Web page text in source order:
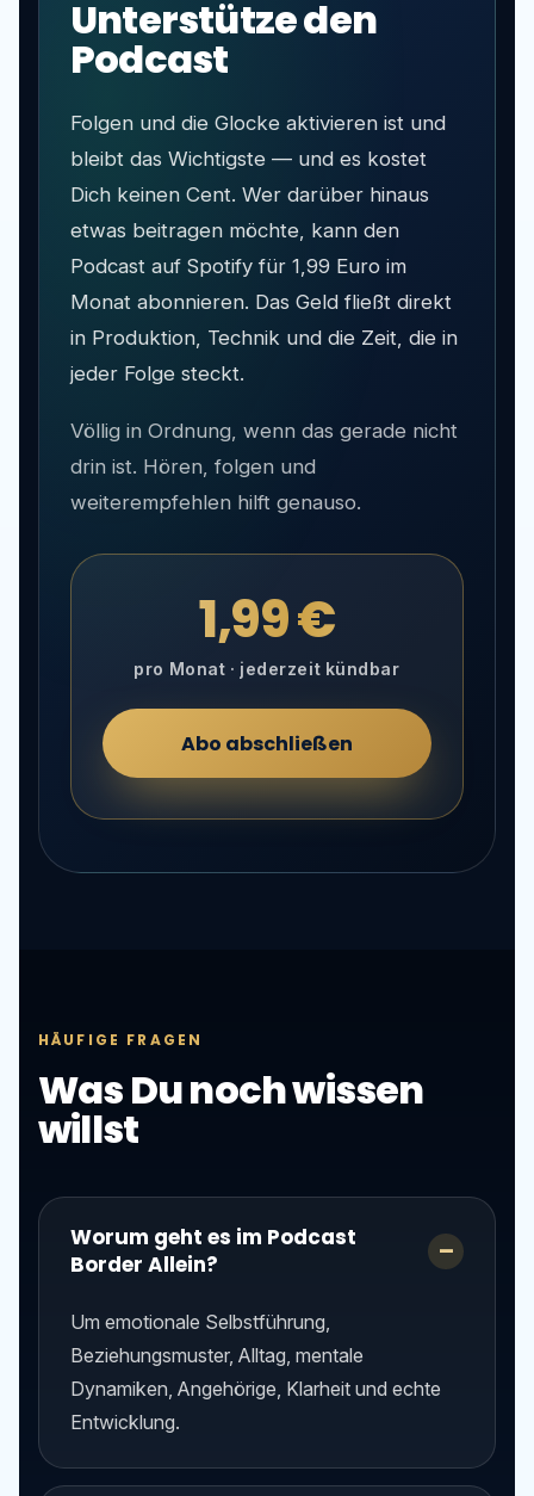
Unterstütze den
Podcast
Folgen und die Glocke aktivieren ist und
bleibt das Wichtigste — und es kostet
Dich keinen Cent. Wer darüber hinaus
etwas beitragen möchte, kann den
Podcast auf Spotify für 1,99 Euro im
Monat abonnieren. Das Geld fließt direkt
in Produktion, Technik und die Zeit, die in
jeder Folge steckt.
Völlig in Ordnung, wenn das gerade nicht
drin ist. Hören, folgen und
weiterempfehlen hilft genauso.
1,99 €
pro Monat · jederzeit kündbar
Abo abschließen
HÄUFIGE FRAGEN
Was Du noch wissen
willst
Worum geht es im Podcast
Border Allein?
Um emotionale Selbstführung,
Beziehungsmuster, Alltag, mentale
Dynamiken, Angehörige, Klarheit und echte
Entwicklung.